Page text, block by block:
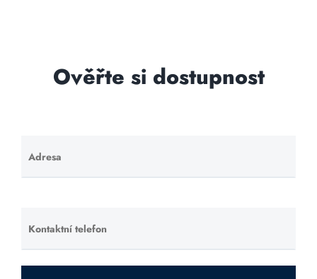
Ověřte si dostupnost
Adresa
Ponechte
toto pole
Kontaktní telefon
Ponechte
toto pole
prázdné.